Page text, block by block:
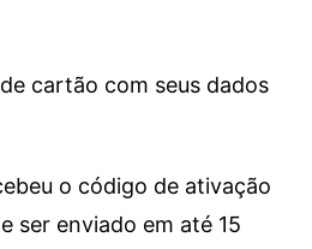
cartão com seus dados
o código de ativação
ser enviado em até 15